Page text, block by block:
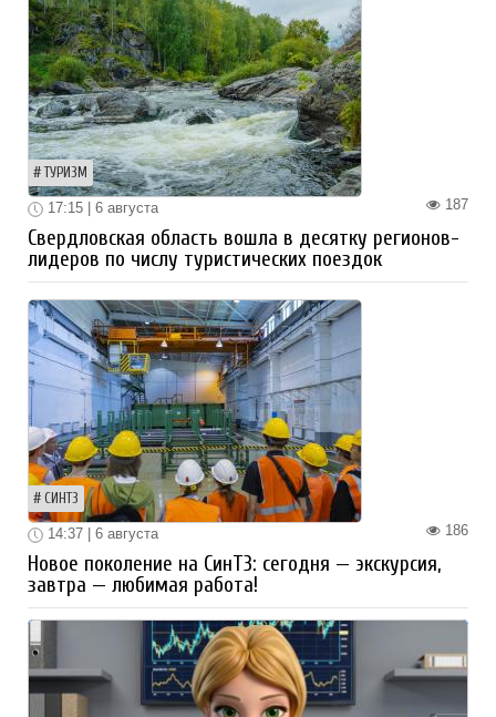
ТУРИЗМ
187
17:15 | 6 августа
Свердловская область вошла в десятку регионов-
лидеров по числу туристических поездок
СИНТЗ
186
14:37 | 6 августа
Новое поколение на СинТЗ: сегодня — экскурсия,
завтра — любимая работа!